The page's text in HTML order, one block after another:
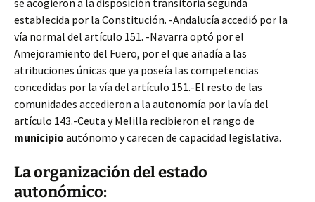
se acogieron a la disposición transitoria segunda
establecida por la Constitución. -Andalucía accedió por la
vía normal del artículo 151. -Navarra optó por el
Amejoramiento del Fuero, por el que añadía a las
atribuciones únicas que ya poseía las competencias
concedidas por la vía del artículo 151.-El resto de las
comunidades accedieron a la autonomía por la vía del
artículo 143.-Ceuta y Melilla recibieron el rango de
municipio autónomo y carecen de capacidad legislativa.
La organización del estado
autonómico: